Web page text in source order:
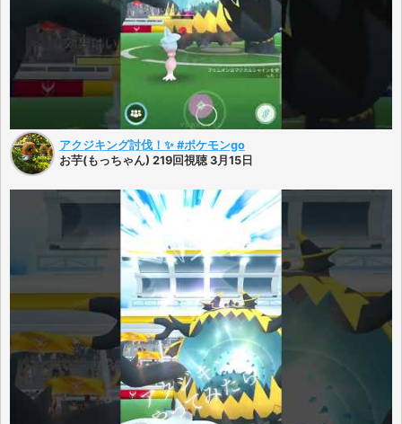
アクジキング討伐！✨ #ポケモンgo
お芋(もっちゃん) 219回視聴 3月15日